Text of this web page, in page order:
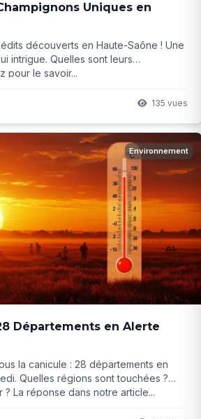
Uniques en
découverts en Haute-Saône ! Une
intrigue. Quelles sont leurs
pour le savoir...
135 vues
Environnement
Départements en Alerte
la canicule : 28 départements en
Quelles régions sont touchées ?
La réponse dans notre article...